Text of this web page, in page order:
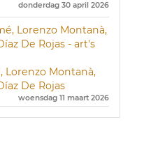
donderdag 30 april 2026
Lorenzo Montanà,
De Rojas
woensdag 11 maart 2026